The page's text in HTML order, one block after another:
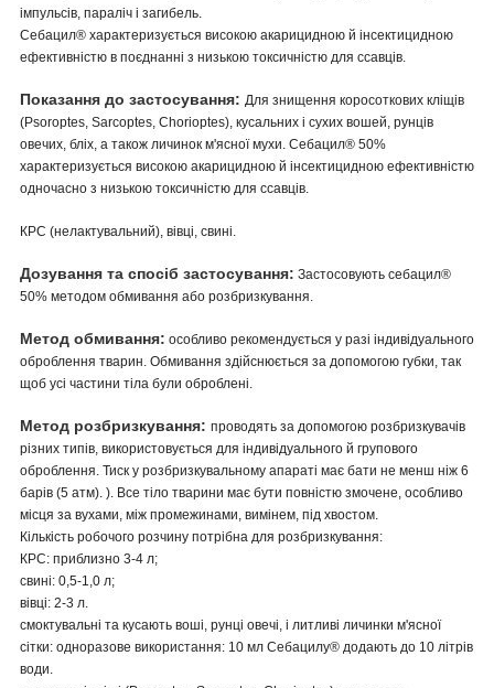
імпульсів, параліч і загибель.
Себацил® характеризується високою акарицидною й інсектицидною
ефективністю в поєднанні з низькою токсичністю для ссавців.
Показання до застосування: Для знищення коросоткових кліщів
(Psoroptes, Sarcoptes, Chorioptes), кусальних і сухих вошей, рунців
овечих, бліх, а також личинок м'ясної мухи. Себацил® 50%
характеризується високою акарицидною й інсектицидною ефективністю
одночасно з низькою токсичністю для ссавців.
КРС (нелактувальний), вівці, свині.
Дозування та спосіб застосування: Застосовують себацил®
50% методом обмивання або розбризкування.
Метод обмивання: особливо рекомендується у разі індивідуального
оброблення тварин. Обмивання здійснюється за допомогою губки, так
щоб усі частини тіла були оброблені.
Метод розбризкування: проводять за допомогою розбризкувачів
різних типів, використовується для індивідуального й групового
оброблення. Тиск у розбризкувальному апараті має бати не менш ніж 6
барів (5 атм). ). Все тіло тварини має бути повністю змочене, особливо
місця за вухами, між промежинами, вимінем, під хвостом.
Кількість робочого розчину потрібна для розбризкування:
КРС: приблизно 3-4 л;
свині: 0,5-1,0 л;
вівці: 2-3 л.
смоктувальні та кусають воші, рунці овечі, і литливі личинки м'ясної
сітки: одноразове використання: 10 мл Себацилу® додають до 10 літрів
води.